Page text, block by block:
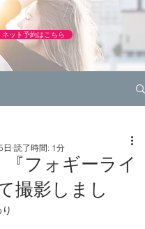
ネット予約はこちら
フォギーライ
撮影しまし
日 読了時間: 1分